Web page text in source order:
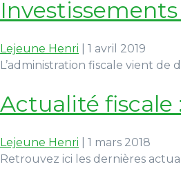
Lejeune Henri
1 avril 2019
L’administration fiscale vient de
Actualité fiscale
Lejeune Henri
1 mars 2018
Retrouvez ici les dernières